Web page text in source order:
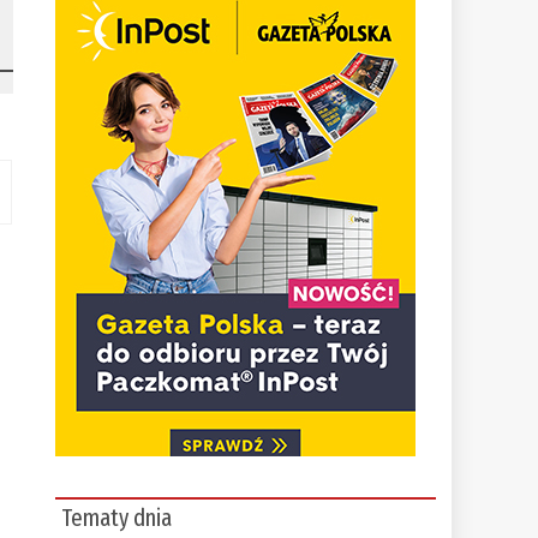
Tematy dnia